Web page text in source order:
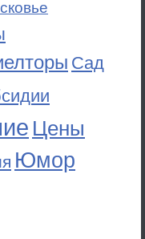
Сад
Цены
Юмор